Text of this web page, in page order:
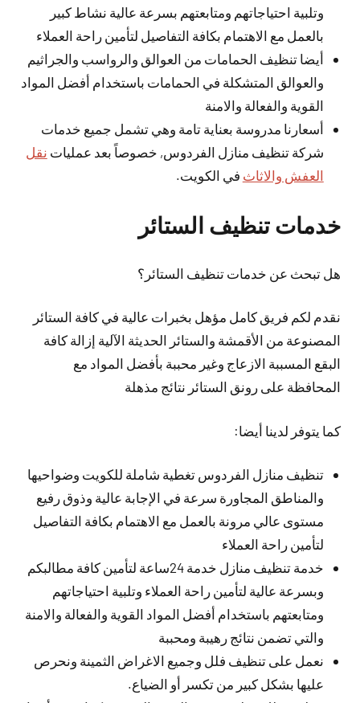
وتلبية احتياجاتهم ومتابعتهم بسرعة عالية نشاط كبير
بالعمل مع الاهتمام بكافة التفاصيل لتأمين راحة العملاء
أيضا تنظيف الحمامات من العوالق والرواسب والجراثيم
والعوالق المتشكلة في الحمامات باستخدام أفضل المواد
القوية والفعالة والامنة
أسعارنا مدروسة بعناية تامة وهي تشمل جميع خدمات
شركة تنظيف منازل الفردوس, خصوصاً بعد عمليات نقل
العفش والاثاث في الكويت.
خدمات تنظيف الستائر
هل تبحث عن خدمات تنظيف الستائر؟
نقدم لكم فريق كامل مؤهل بخبرات عالية في كافة الستائر
المصنوعة من الأقمشة والستائر الحديثة الآلية إزالة كافة
البقع المسببة الازعاج وغير محببة بأفضل المواد مع
المحافظة على رونق الستائر نتائج مذهلة
كما يتوفر لدينا أيضا:
تنظيف منازل الفردوس تغطية شاملة للكويت وضواحيها
والمناطق المجاورة سرعة في الإجابة عالية وذوق رفيع
مستوى عالي مرونة بالعمل مع الاهتمام بكافة التفاصيل
لتأمين راحة العملاء
خدمة تنظيف منازل خدمة 24ساعة لتأمين كافة مطالبكم
وبسرعة عالية لتأمين راحة العملاء وتلبية احتياجاتهم
ومتابعتهم باستخدام أفضل المواد القوية والفعالة والامنة
والتي تضمن نتائج رهيبة ومحببة
نعمل على تنظيف فلل وجميع الاغراض الثمينة ونحرص
عليها بشكل كبير من تكسر أو الضياع.